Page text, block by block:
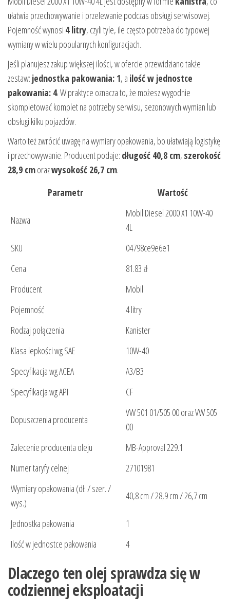
ułatwia przechowywanie i przelewanie podczas obsługi serwisowej.
Pojemność wynosi 4 litry, czyli tyle, ile często potrzeba do typowej
wymiany w wielu popularnych konfiguracjach.
Jeśli planujesz zakup większej ilości, w ofercie przewidziano także
zestaw: jednostka pakowania: 1, a ilość w jednostce
pakowania: 4. W praktyce oznacza to, że możesz wygodnie
skompletować komplet na potrzeby serwisu, sezonowych wymian lub
obsługi kilku pojazdów.
Warto też zwrócić uwagę na wymiary opakowania, bo ułatwiają logistykę
i przechowywanie. Producent podaje: długość 40,8 cm, szerokość
28,9 cmorazwysokość 26,7 cm.
Parametr
Wartość
Nazwa
Mobil Diesel 2000 X1 10W-40
4L
SKU
04798ce9e6e1
Cena
81.83 zł
Producent
Mobil
Pojemność
4 litry
Rodzaj połączenia
Kanister
Klasa lepkości wg SAE
10W-40
Specyfikacja wg ACEA
A3/B3
Specyfikacja wg API
CF
Dopuszczenia producenta
VW 501 01/505 00 oraz VW 505
00
Zalecenie producenta oleju
MB-Approval 229.1
Numer taryfy celnej
27101981
Wymiary opakowania (dł. / szer. /
wys.)
40,8 cm / 28,9 cm / 26,7 cm
Jednostka pakowania
1
Ilość w jednostce pakowania
4
Dlaczego ten olej sprawdza się w
codziennej eksploatacji